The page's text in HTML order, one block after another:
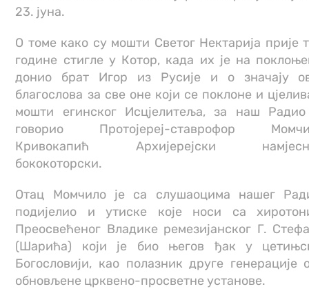
23. јуна.
О томе како су мошти Светог Нектарија прије
године стигле у Котор, када их је на
донио брат Игор из Русије и о значају
благослова за све оне који се поклоне и
мошти егинског Исцјелитеља, за наш Радио
говорио Протојереј-ставрофор
Кривокапић Архијерејски
бококоторски.
Отац Момчило је са слушаоцима нашег
подијелио и утиске које носи са
Преосвећеног Владике ремезијанског Г.
(Шарића) који је био његов ђак у
Богословији, као полазник друге генерације
обновљене црквено-просветне установе.